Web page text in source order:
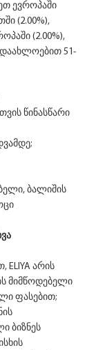
ევროპაში
(2.00%),
(2.00%),
დაახლოებით 51-
მიმწოდებელი
ფასებით;
ბიზნეს